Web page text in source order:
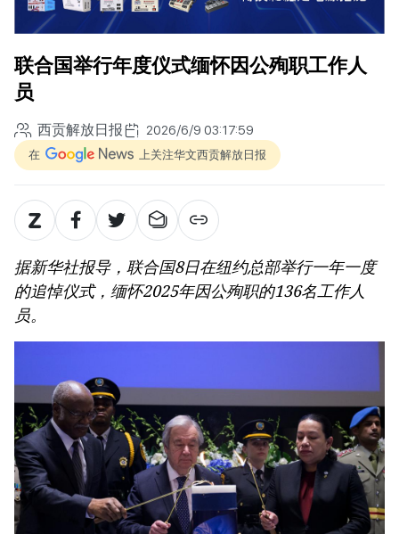
联合国举行年度仪式缅怀因公殉职工作人
员
西贡解放日报 2026/6/9 03:17:59
在 上关注华文西贡解放日报
据新华社报导，联合国8日在纽约总部举行一年一度
的追悼仪式，缅怀2025年因公殉职的136名工作人
员。